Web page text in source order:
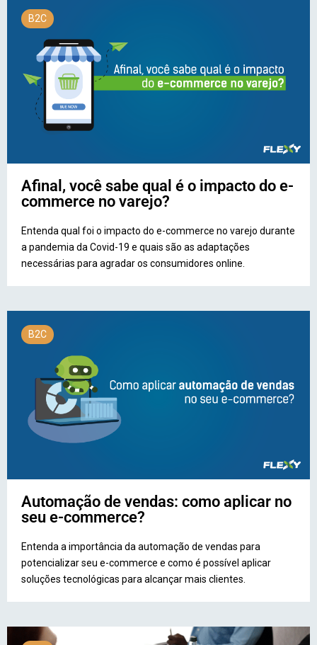
B2C
Afinal, você sabe qual é o impacto do e-
commerce no varejo?
Entenda qual foi o impacto do e-commerce no varejo durante
a pandemia da Covid-19 e quais são as adaptações
necessárias para agradar os consumidores online.
B2C
Automação de vendas: como aplicar no
seu e-commerce?
Entenda a importância da automação de vendas para
potencializar seu e-commerce e como é possível aplicar
soluções tecnológicas para alcançar mais clientes.